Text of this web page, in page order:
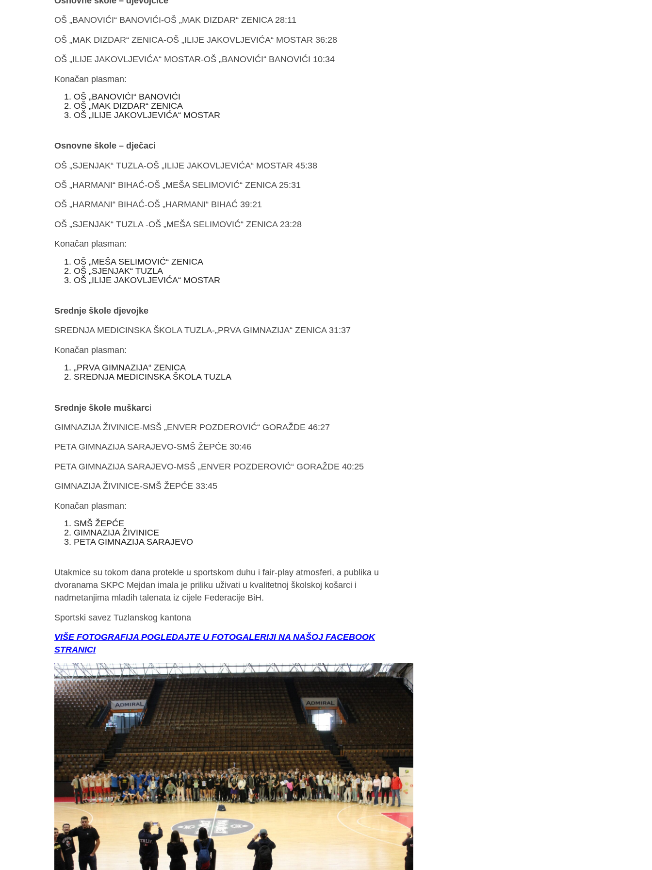
OŠ „BANOVIĆI“ BANOVIĆI-OŠ „MAK DIZDAR“ ZENICA 28:11
OŠ „MAK DIZDAR“ ZENICA-OŠ „ILIJE JAKOVLJEVIĆA“ MOSTAR 36:28
OŠ „ILIJE JAKOVLJEVIĆA“ MOSTAR-OŠ „BANOVIĆI“ BANOVIĆI 10:34
Konačan plasman:
OŠ „BANOVIĆI“ BANOVIĆI
OŠ „MAK DIZDAR“ ZENICA
OŠ „ILIJE JAKOVLJEVIĆA“ MOSTAR
Osnovne škole – dječaci
OŠ „SJENJAK“ TUZLA-OŠ „ILIJE JAKOVLJEVIĆA“ MOSTAR 45:38
OŠ „HARMANI“ BIHAĆ-OŠ „MEŠA SELIMOVIĆ“ ZENICA 25:31
OŠ „HARMANI“ BIHAĆ-OŠ „HARMANI“ BIHAĆ 39:21
OŠ „SJENJAK“ TUZLA -OŠ „MEŠA SELIMOVIĆ“ ZENICA 23:28
Konačan plasman:
OŠ „MEŠA SELIMOVIĆ“ ZENICA
OŠ „SJENJAK“ TUZLA
OŠ „ILIJE JAKOVLJEVIĆA“ MOSTAR
Srednje škole djevojke
SREDNJA MEDICINSKA ŠKOLA TUZLA-„PRVA GIMNAZIJA“ ZENICA 31:37
Konačan plasman:
„PRVA GIMNAZIJA“ ZENICA
SREDNJA MEDICINSKA ŠKOLA TUZLA
Srednje škole muškarci
GIMNAZIJA ŽIVINICE-MSŠ „ENVER POZDEROVIĆ“ GORAŽDE 46:27
PETA GIMNAZIJA SARAJEVO-SMŠ ŽEPĆE 30:46
PETA GIMNAZIJA SARAJEVO-MSŠ „ENVER POZDEROVIĆ“ GORAŽDE 40:25
GIMNAZIJA ŽIVINICE-SMŠ ŽEPĆE 33:45
Konačan plasman:
SMŠ ŽEPĆE
GIMNAZIJA ŽIVINICE
PETA GIMNAZIJA SARAJEVO
Utakmice su tokom dana protekle u sportskom duhu i fair-play atmosferi, a publika u
dvoranama SKPC Mejdan imala je priliku uživati u kvalitetnoj školskoj košarci i
nadmetanjima mladih talenata iz cijele Federacije BiH.
Sportski savez Tuzlanskog kantona
VIŠE FOTOGRAFIJA POGLEDAJTE U FOTOGALERIJI NA NAŠOJ FACEBOOK
STRANICI